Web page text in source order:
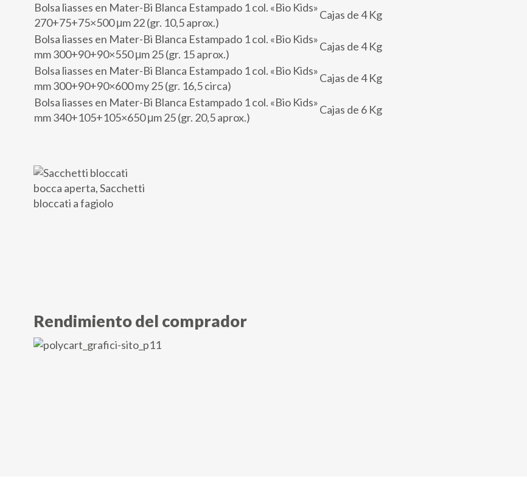
Bolsa liasses en Mater-Bi Blanca Estampado 1 col. «Bio Kids»
270+75+75×500 μm 22 (gr. 10,5 aprox.)
Cajas de 4 Kg
Bolsa liasses en Mater-Bi Blanca Estampado 1 col. «Bio Kids»
mm 300+90+90×550 μm 25 (gr. 15 aprox.)
Cajas de 4 Kg
Bolsa liasses en Mater-Bi Blanca Estampado 1 col. «Bio Kids»
mm 300+90+90×600 my 25 (gr. 16,5 circa)
Cajas de 4 Kg
Bolsa liasses en Mater-Bi Blanca Estampado 1 col. «Bio Kids»
mm 340+105+105×650 μm 25 (gr. 20,5 aprox.)
Cajas de 6 Kg
Rendimiento del comprador